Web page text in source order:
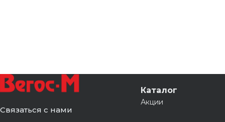
Связаться с нами
Каталог
Акции